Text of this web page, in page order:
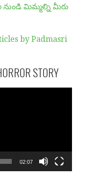
మిమ్మల్ని మీరు
by Padmasri
STORY
02:07